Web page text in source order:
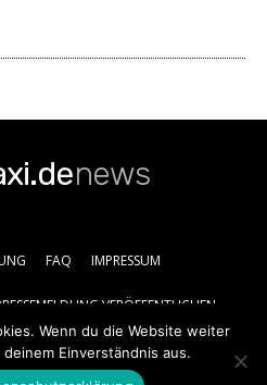
news
FAQ IMPRESSUM
VERÖFFENTLICHEN
Wenn du die Website weiter
Einverständnis aus.